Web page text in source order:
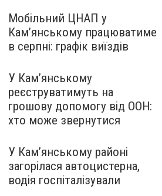
Мобільний ЦНАП у
Кам’янському працюватиме
в серпні: графік виїздів
У Кам’янському
реєструватимуть на
грошову допомогу від ООН:
хто може звернутися
У Кам’янському районі
загорілася автоцистерна,
водія госпіталізували